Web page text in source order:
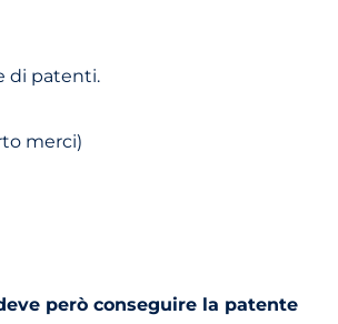
di patenti.
merci)
però conseguire la patente